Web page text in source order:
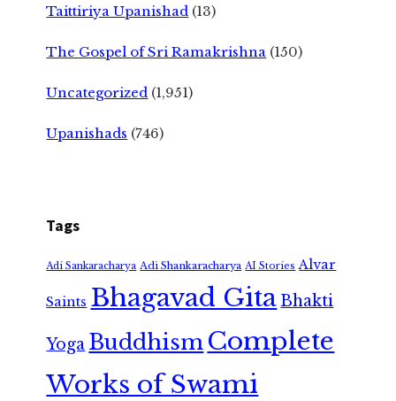
Taittiriya Upanishad (13)
The Gospel of Sri Ramakrishna (150)
Uncategorized (1,951)
Upanishads (746)
Tags
Adi Sankaracharya Adi Shankaracharya AI Stories Alvar
Saints Bhagavad GitaBhakti
Yoga Buddhism Complete
Works of Swami